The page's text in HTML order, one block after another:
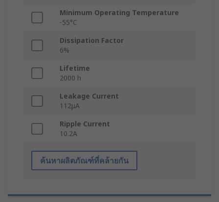
Minimum Operating Temperature
-55°C
Dissipation Factor
6%
Lifetime
2000 h
Leakage Current
112μA
Ripple Current
10.2A
ค้นหาผลิตภัณฑ์ที่คล้ายกัน